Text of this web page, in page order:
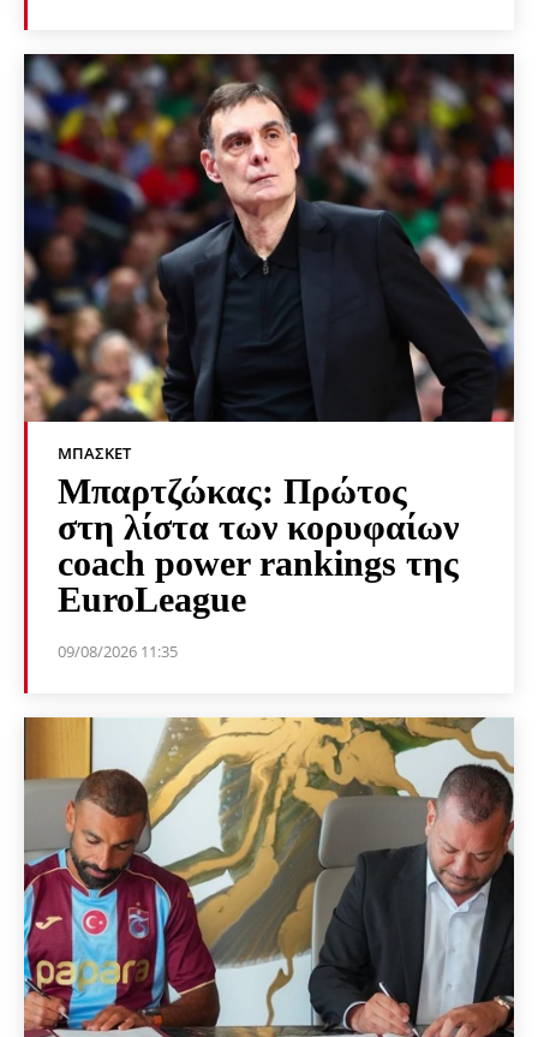
ΜΠΆΣΚΕΤ
Μπαρτζώκας: Πρώτος
στη λίστα των κορυφαίων
coach power rankings της
EuroLeague
09/08/2026 11:35